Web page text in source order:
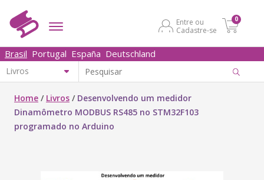
Entre ou
Cadastre-se
0
Brasil Portugal España Deutschland
Home / Livros / Desenvolvendo um medidor
Dinamômetro MODBUS RS485 no STM32F103
programado no Arduino